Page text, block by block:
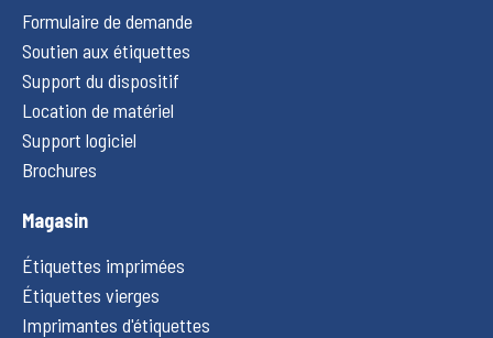
Formulaire de demande
Soutien aux étiquettes
Support du dispositif
Location de matériel
Support logiciel
Brochures
Magasin
Étiquettes imprimées
Étiquettes vierges
Imprimantes d'étiquettes